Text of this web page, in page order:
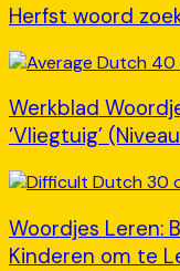
Herfst woord
Werkblad
‘Vliegtuig’
Woordjes Leren:
Kinderen om te